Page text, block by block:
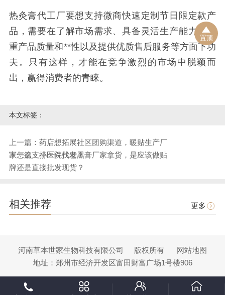
热灸膏代工厂要想支持微商快速定制节日限定款产
品，需要在了解市场需求、具备灵活生产能力、注
重产品质量和**性以及提供优质售后服务等方面下功
夫。只有这样，才能在竞争激烈的市场中脱颖而
出，赢得消费者的青睐。
本文标签：
上一篇：药店想拓展社区团购渠道，暖贴生产厂
家怎么支持一件代发？
下一篇：小医院找老黑膏厂家拿货，是应该做贴
牌还是直接批发现货？
相关推荐 更多
置顶
河南草本世家生物科技有限公司 版权所有
网站地图
地址：郑州市经济开发区富田财富广场1号楼906